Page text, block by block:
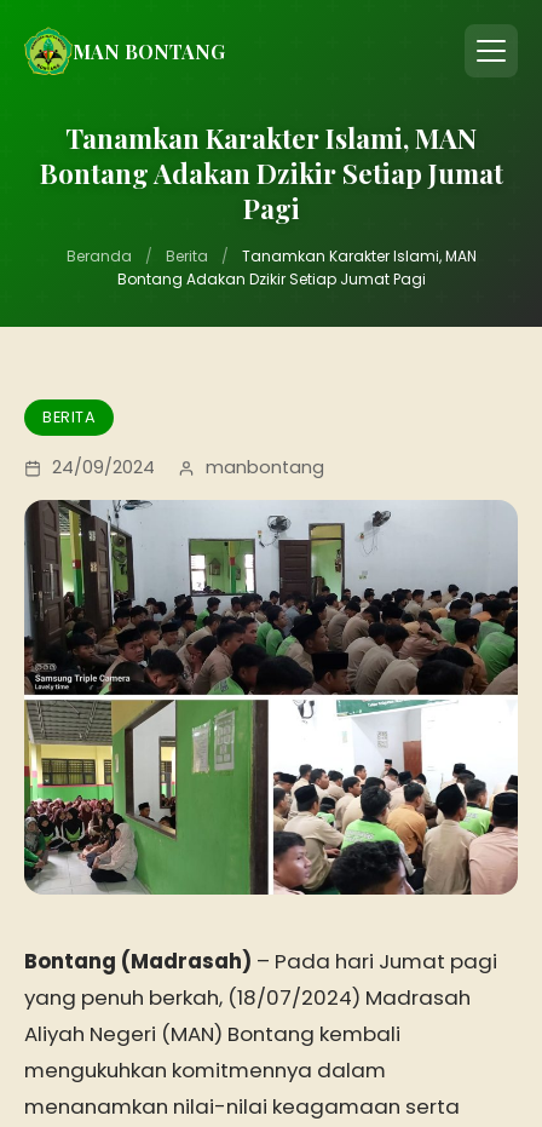
MAN BONTANG
Tanamkan Karakter Islami, MAN
Bontang Adakan Dzikir Setiap Jumat
Pagi
Beranda / Berita /
Tanamkan Karakter Islami, MAN
Bontang Adakan Dzikir Setiap Jumat Pagi
BERITA
24/09/2024 manbontang
Bontang (Madrasah) – Pada hari Jumat pagi
yang penuh berkah, (18/07/2024) Madrasah
Aliyah Negeri (MAN) Bontang kembali
mengukuhkan komitmennya dalam
menanamkan nilai-nilai keagamaan serta